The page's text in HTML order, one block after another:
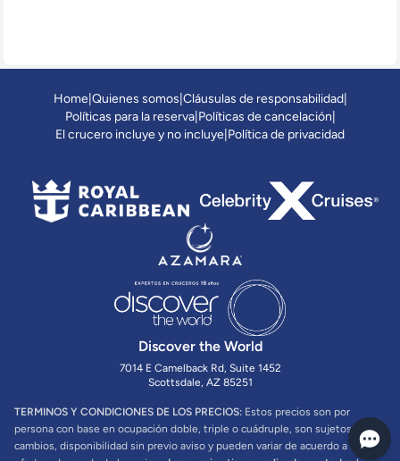
Home| Quienes somos Cláusulas de responsabilidad|
Políticas para la reserva| Políticas de cancelación
El crucero incluye y no incluye Política de privacidad
Discover the World
7014 E Camelback Rd, Suite 1452
Scottsdale, AZ 85251
TERMINOS Y CONDICIONES DE LOS PRECIOS: Estos precios son por
persona con base en ocupación doble, triple o cuádruple, son sujetos a
cambios, disponibilidad sin previo aviso y pueden variar de acuerdo a la